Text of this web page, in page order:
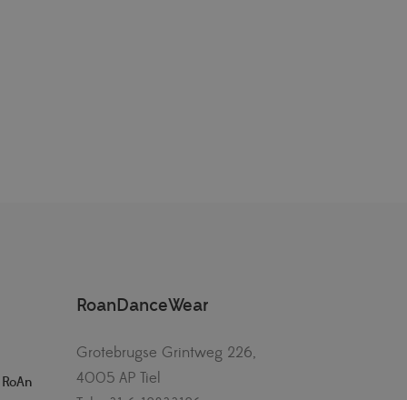
RoanDanceWear
Grotebrugse Grintweg 226,
4005 AP Tiel